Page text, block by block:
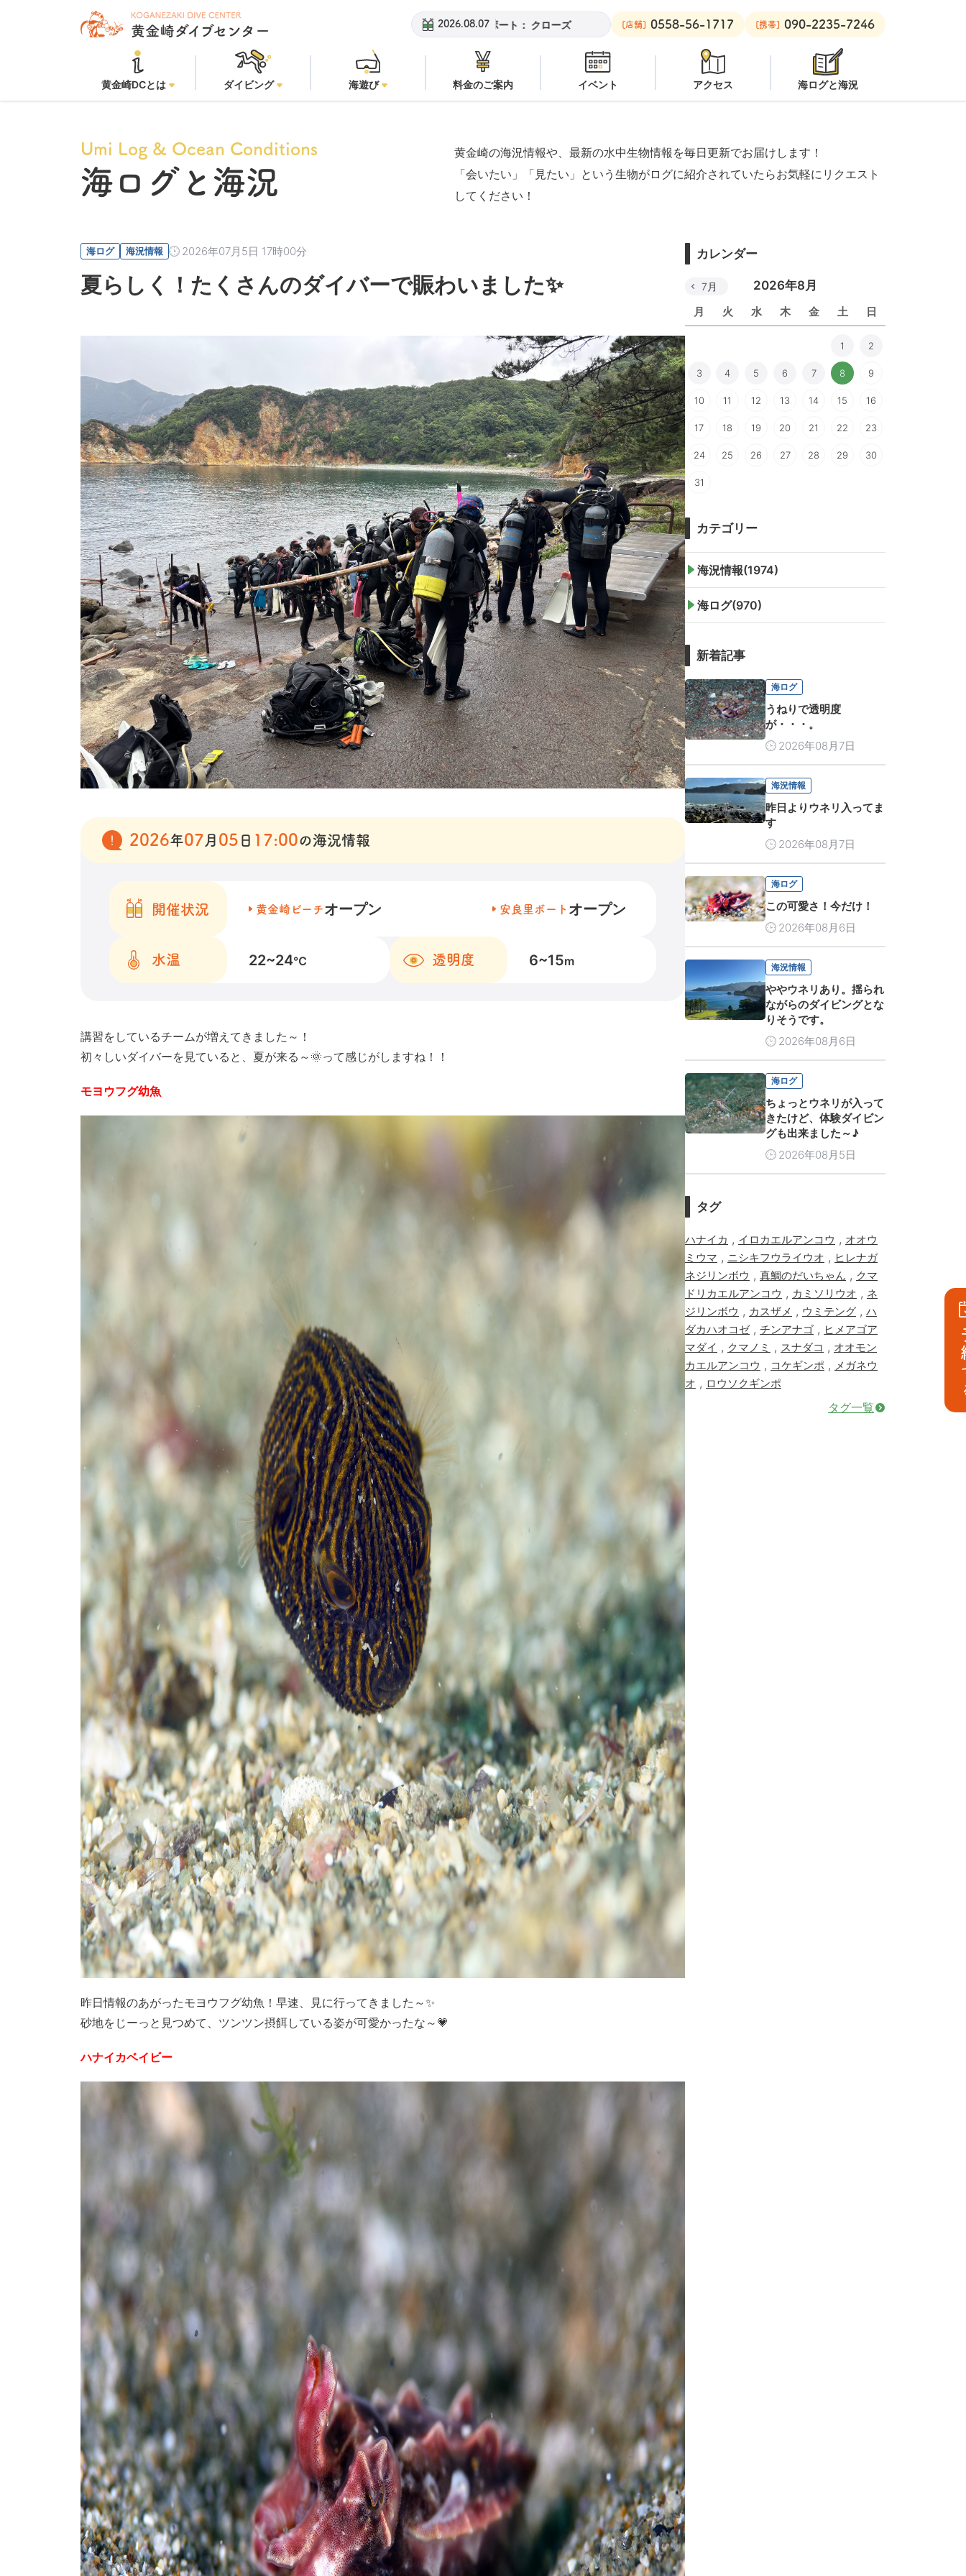
2026.08.07
黄金崎ビーチ： 安良里ボート：クローズ 黄金崎ビーチ： 潜水注意 安良里ボート：クローズ
[店舗] 0558-56-1717 [携帯] 090-2235-7246
黄金崎DCとは ダイビング 海遊び 料金のご案内 イベント アクセス 海ログと海況
Umi Log & Ocean Conditions
海ログと海況
黄金崎の海況情報や、最新の水中生物情報を毎日更新でお届けします！
「会いたい」「見たい」という生物がログに紹介されていたらお気軽にリクエスト
してください！
海ログ 海況情報 2026年07月5日 17時00分
夏らしく！たくさんのダイバーで賑わいました✨
2026年07 月 05 日 17:00の海況情報
開催状況 黄金崎ビーチオープン 安良里ボート オープン
水温 22~24℃ 透明度 6~15m
講習をしているチームが増えてきました～！
初々しいダイバーを見ていると、夏が来る～🌞って感じがしますね！！
モヨウフグ幼魚
昨日情報のあがったモヨウフグ幼魚！早速、見に行ってきました～✨
砂地をじーっと見つめて、ツンツン摂餌している姿が可愛かったな～💗
ハナイカベイビー
カレンダー
2026年8月
月 火 水 木 金 土 日
7月
1 2
3 4 5 6 7 8 9
10 11 12 13 14 15 16
17 18 19 20 21 22 23
24 25 26 27 28 29 30
31
カテゴリー
海況情報(1974)
海ログ(970)
新着記事
海ログ
うねりで透明度
が・・・。
2026年08月7日
海況情報
昨日よりウネリ入ってま
す
2026年08月7日
海ログ
この可愛さ！今だけ！
2026年08月6日
海況情報
ややウネリあり。揺られ
ながらのダイビングとな
りそうです。
2026年08月6日
海ログ
ちょっとウネリが入って
きたけど、体験ダイビン
グも出来ました～♪
2026年08月5日
タグ
ハナイカ , イロカエルアンコウ , オオウ
ミウマ , ニシキフウライウオ , ヒレナガ
ネジリンボウ , 真鯛のだいちゃん , クマ
ドリカエルアンコウ , カミソリウオ , ネ
ジリンボウ , カスザメ , ウミテング , ハ
ダカハオコゼ, チンアナゴ , ヒメアゴア
マダイ , クマノミ , スナダコ , オオモン
カエルアンコウ , コケギンポ , メガネウ
オ , ロウソクギンポ
タグ一覧